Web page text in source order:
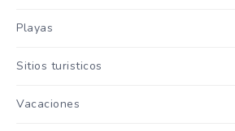
Playas
Sitios turisticos
Vacaciones